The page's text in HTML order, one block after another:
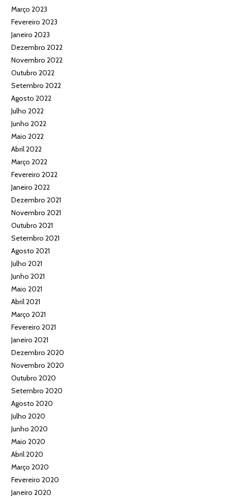
Março 2023
Fevereiro 2023
Janeiro 2023
Dezembro 2022
Novembro 2022
Outubro 2022
Setembro 2022
Agosto 2022
Julho 2022
Junho 2022
Maio 2022
Abril 2022
Março 2022
Fevereiro 2022
Janeiro 2022
Dezembro 2021
Novembro 2021
Outubro 2021
Setembro 2021
Agosto 2021
Julho 2021
Junho 2021
Maio 2021
Abril 2021
Março 2021
Fevereiro 2021
Janeiro 2021
Dezembro 2020
Novembro 2020
Outubro 2020
Setembro 2020
Agosto 2020
Julho 2020
Junho 2020
Maio 2020
Abril 2020
Março 2020
Fevereiro 2020
Janeiro 2020